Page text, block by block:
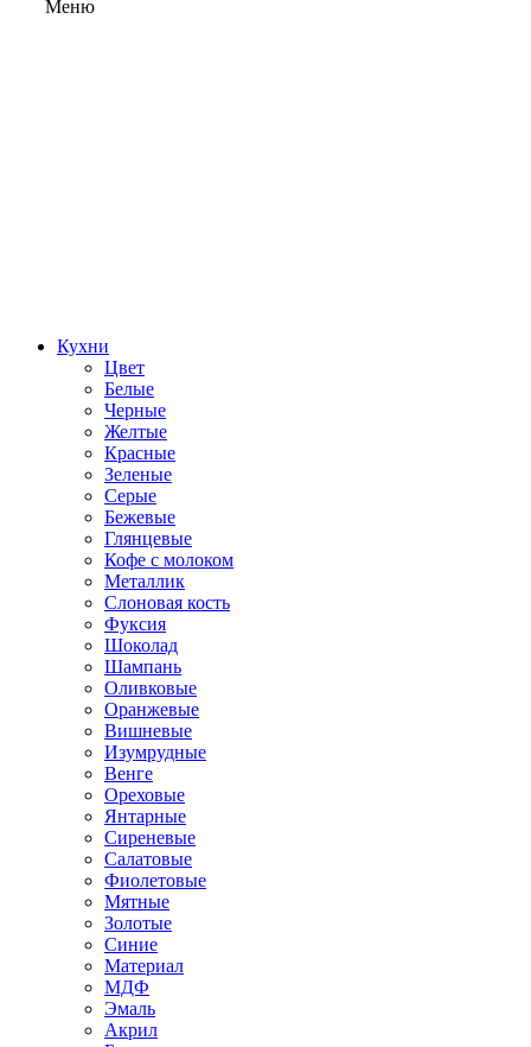
Меню
Кухни
Цвет
Белые
Черные
Желтые
Красные
Зеленые
Серые
Бежевые
Глянцевые
Кофе с молоком
Металлик
Слоновая кость
Фуксия
Шоколад
Шампань
Оливковые
Оранжевые
Вишневые
Изумрудные
Венге
Ореховые
Янтарные
Сиреневые
Салатовые
Фиолетовые
Мятные
Золотые
Синие
Материал
МДФ
Эмаль
Акрил